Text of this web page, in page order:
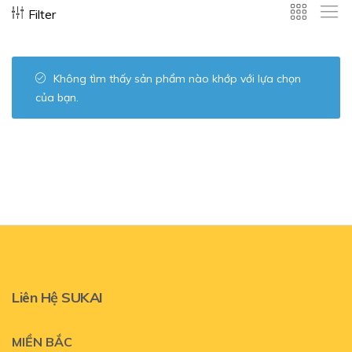
Filter
Không tìm thấy sản phẩm nào khớp với lựa chọn
của bạn.
Liên Hệ SUKAI
MIỀN BẮC